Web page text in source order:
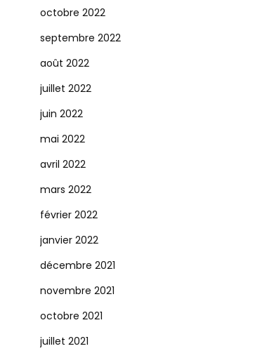
octobre 2022
septembre 2022
août 2022
juillet 2022
juin 2022
mai 2022
avril 2022
mars 2022
février 2022
janvier 2022
décembre 2021
novembre 2021
octobre 2021
juillet 2021